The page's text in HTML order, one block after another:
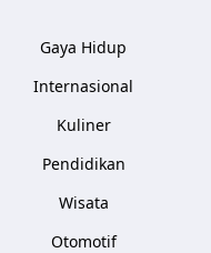
Gaya Hidup
Internasional
Kuliner
Pendidikan
Wisata
Otomotif